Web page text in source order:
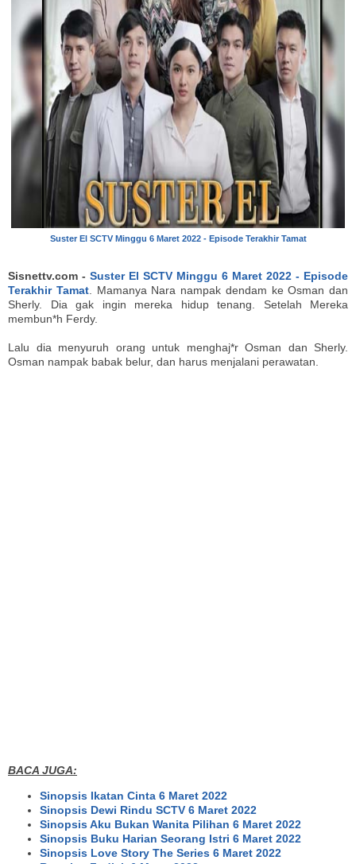
Suster El SCTV Minggu 6 Maret 2022 - Episode Terakhir Tamat
Sisnettv.com - Suster El SCTV Minggu 6 Maret 2022 - Episode
Terakhir Tamat. Mamanya Nara nampak dendam ke Osman dan
Sherly. Dia gak ingin mereka hidup tenang. Setelah Mereka
membun*h Ferdy.
Lalu dia menyuruh orang untuk menghaj*r Osman dan Sherly.
Osman nampak babak belur, dan harus menjalani perawatan.
BACA JUGA:
Sinopsis Ikatan Cinta 6 Maret 2022
Sinopsis Dewi Rindu SCTV 6 Maret 2022
Sinopsis Aku Bukan Wanita Pilihan 6 Maret 2022
Sinopsis Buku Harian Seorang Istri 6 Maret 2022
Sinopsis Love Story The Series 6 Maret 2022